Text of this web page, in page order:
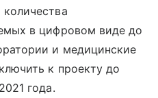
в цифровом виде до
и медицинские
к проекту до
года.